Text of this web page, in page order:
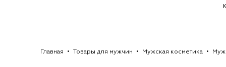
Главная Товары для мужчин Мужская косметика